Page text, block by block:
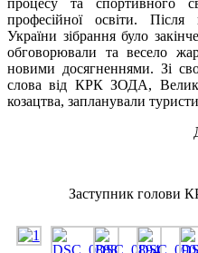
професійної освіти.
України зібрання було
обговорювали та весело
новими досягненнями. Зі
слова від КРК ЗОДА,
козацтва, запланували
Заступник голови